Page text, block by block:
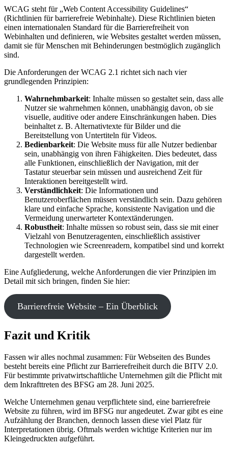
WCAG steht für „Web Content Accessibility Guidelines“
(Richtlinien für barrierefreie Webinhalte). Diese Richtlinien bieten
einen internationalen Standard für die Barrierefreiheit von
Webinhalten und definieren, wie Websites gestaltet werden müssen,
damit sie für Menschen mit Behinderungen bestmöglich zugänglich
sind.
Die Anforderungen der WCAG 2.1 richtet sich nach vier
grundlegenden Prinzipien:
Wahrnehmbarkeit: Inhalte müssen so gestaltet sein, dass alle
Nutzer sie wahrnehmen können, unabhängig davon, ob sie
visuelle, auditive oder andere Einschränkungen haben. Dies
beinhaltet z. B. Alternativtexte für Bilder und die
Bereitstellung von Untertiteln für Videos.
Bedienbarkeit: Die Website muss für alle Nutzer bedienbar
sein, unabhängig von ihren Fähigkeiten. Dies bedeutet, dass
alle Funktionen, einschließlich der Navigation, mit der
Tastatur steuerbar sein müssen und ausreichend Zeit für
Interaktionen bereitgestellt wird.
Verständlichkeit: Die Informationen und
Benutzeroberflächen müssen verständlich sein. Dazu gehören
klare und einfache Sprache, konsistente Navigation und die
Vermeidung unerwarteter Kontextänderungen.
Robustheit: Inhalte müssen so robust sein, dass sie mit einer
Vielzahl von Benutzeragenten, einschließlich assistiver
Technologien wie Screenreadern, kompatibel sind und korrekt
dargestellt werden.
Eine Aufgliederung, welche Anforderungen die vier Prinzipien im
Detail mit sich bringen, finden Sie hier:
Barrierefreie Website – Ein Überblick
Fazit und Kritik
Fassen wir alles nochmal zusammen: Für Webseiten des Bundes
besteht bereits eine Pflicht zur Barrierefreiheit durch die BITV 2.0.
Für bestimmte privatwirtschaftliche Unternehmen gilt die Pflicht mit
dem Inkrafttreten des BFSG am 28. Juni 2025.
Welche Unternehmen genau verpflichtete sind, eine barrierefreie
Website zu führen, wird im BFSG nur angedeutet. Zwar gibt es eine
Aufzählung der Branchen, dennoch lassen diese viel Platz für
Interpretationen übrig. Oftmals werden wichtige Kriterien nur im
Kleingedruckten aufgeführt.